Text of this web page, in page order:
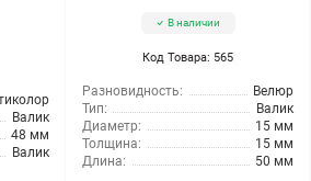
Валик
48 мм
Валик
В наличии
Код Товара: 565
Разновидность:
Велюр
Тип:
Валик
Диаметр:
15 мм
Толщина:
15 мм
Длина:
50 мм